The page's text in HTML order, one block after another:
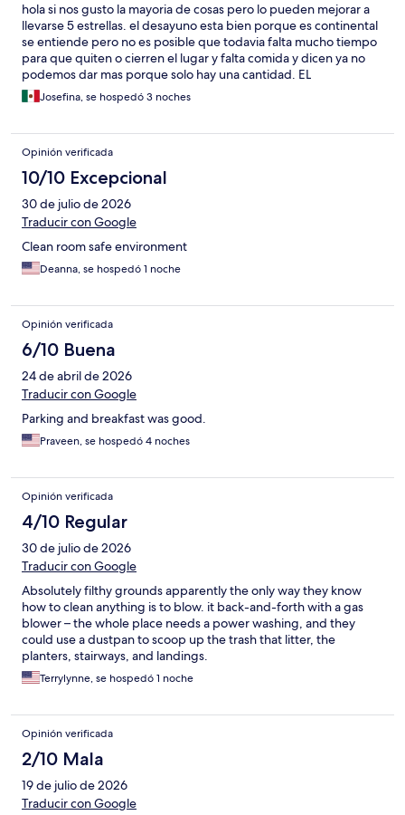
hola si nos gusto la mayoria de cosas pero lo pueden mejorar a
llevarse 5 estrellas. el desayuno esta bien porque es continental
se entiende pero no es posible que todavia falta mucho tiempo
para que quiten o cierren el lugar y falta comida y dicen ya no
podemos dar mas porque solo hay una cantidad. EL
TRABAJADOR HACE LO QUE EL JEFE DICE. La otra cosa no esta
bien que te toquen muy temprano para el servicio
nos abrieron la puerta y ahi no hay respeto todo lo demás
estubo bien
Josefina, se hospedó 3 noches
Opinión verificada
10/10 Excepcional
30 de julio de 2026
Traducir con Google
Clean room safe environment
Deanna, se hospedó 1 noche
Opinión verificada
6/10 Buena
24 de abril de 2026
Traducir con Google
Parking and breakfast was good.
Praveen, se hospedó 4 noches
Opinión verificada
4/10 Regular
30 de julio de 2026
Traducir con Google
Absolutely filthy grounds apparently the only way they know
how to clean anything is to blow. it back-and-forth with a gas
blower – the whole place needs a power washing, and they
could use a dustpan to scoop up the trash that litter, the
planters, stairways, and landings.
Terrylynne, se hospedó 1 noche
Opinión verificada
2/10 Mala
19 de julio de 2026
Traducir con Google